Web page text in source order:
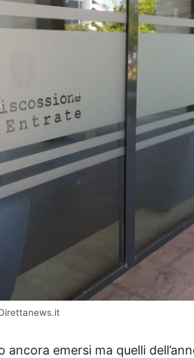
emersi ma quelli